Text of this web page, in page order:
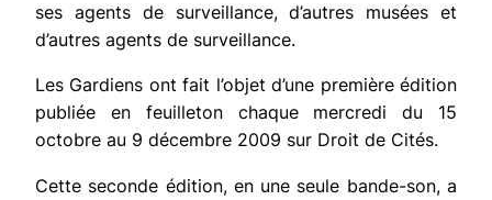
ses agents de surveillance, d’autres musées et
d’autres agents de surveillance.
Les Gardiens ont fait l’objet d’une première édition
publiée en feuilleton chaque mercredi du 15
octobre au 9 décembre 2009 sur Droit de Cités.
Cette seconde édition, en une seule bande-son, a